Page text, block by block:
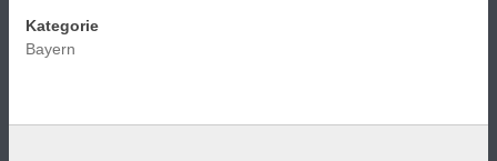
Kategorie
Bayern